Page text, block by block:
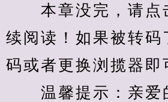
本章没完，请点
续阅读！如果被转码
码或者更换浏揽器即
温馨提示：亲爱